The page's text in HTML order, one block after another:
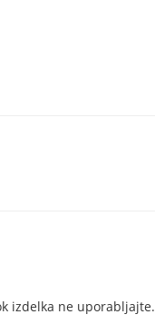
izdelka ne uporabljajte.